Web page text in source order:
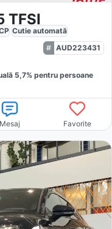
TFSI
Cutie automată
AUD223431
5,7% pentru persoane
Mesaj Favorite